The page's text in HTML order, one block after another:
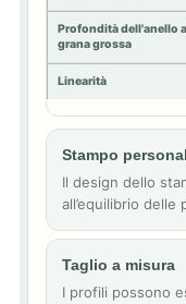
Profondità dell'anello a
grana grossa
Linearità
Stampo
Il design dello
all’equilibrio
Taglio a misura
I profili possono